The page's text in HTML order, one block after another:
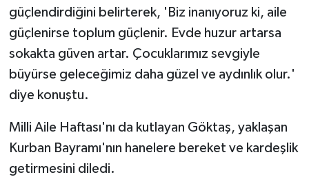
güçlendirdiğini belirterek, 'Biz inanıyoruz ki, aile
güçlenirse toplum güçlenir. Evde huzur artarsa
sokakta güven artar. Çocuklarımız sevgiyle
büyürse geleceğimiz daha güzel ve aydınlık olur.'
diye konuştu.
Milli Aile Haftası'nı da kutlayan Göktaş, yaklaşan
Kurban Bayramı'nın hanelere bereket ve kardeşlik
getirmesini diledi.